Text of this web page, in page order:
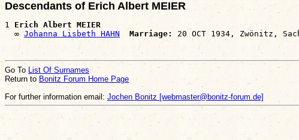
Descendants of Erich Albert MEIER
1 Erich Albert MEIER
  ∞
Johanna Lisbeth HAHN Marriage:
Go To
List Of Surnames
Return to Bonitz Forum Home Page
For further information email: Jochen Bonitz [webmaster@bonitz-forum.de]